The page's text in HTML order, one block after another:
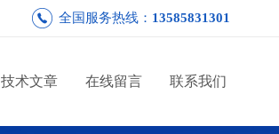
全国服务热线： 13585831301
技术文章 在线留言 联系我们